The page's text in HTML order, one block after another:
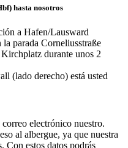
hasta nosotros
a Hafen/Lausward
parada Corneliusstraße
durante unos 2
(lado derecho) está usted
electrónico nuestro.
al albergue, ya que nuestra
Con estos datos podrás